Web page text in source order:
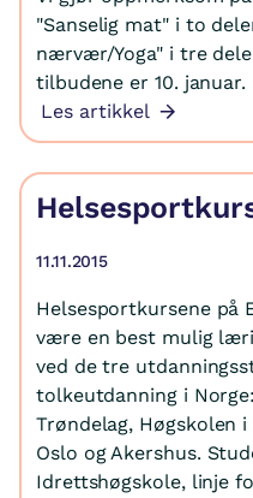
"Sanselig mat" i to
nærvær/Yoga" i tre
tilbudene er 10. januar.
Les artikkel
11.11.2015
Helsesportkursene
være en best mulig
ved de tre
tolkeutdanning i
Trøndelag, Høgskolen
Oslo og Akershus.
Idrettshøgskole, linje